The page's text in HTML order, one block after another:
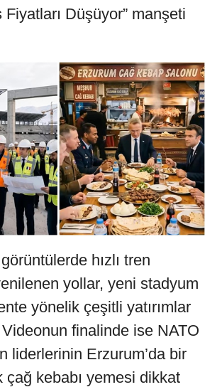
Düşüyor” manşeti
hızlı tren
yollar, yeni stadyum
yönelik çeşitli yatırımlar
Videonun finalinde ise NATO
liderlerinin Erzurum’da bir
çağ kebabı yemesi dikkat